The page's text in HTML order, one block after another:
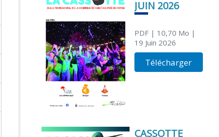
JUIN 2026
PDF| 10,70 Mo |
19 Juin 2026
Télécharger
CASSOTTE